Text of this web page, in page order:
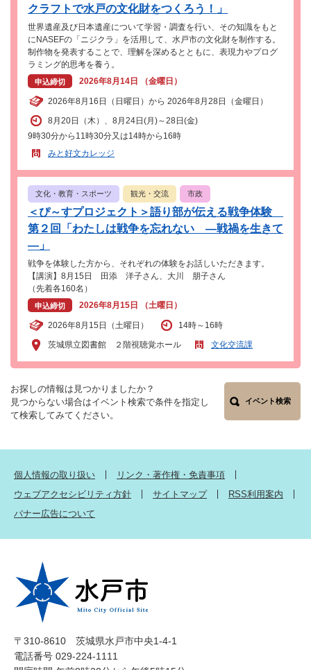
クラフトで水戸の文化財をつくろう！」
世界遺産及び日本遺産について学習・調査を行い、その知識をもと
にNASEFの「ニジクラ」を活用して、水戸市の文化財を制作する。
制作物を発表することで、理解を深めるとともに、表現力やプログ
ラミング的思考を養う。
申込締切 2026年8月14日 （金曜日）
2026年8月16日（日曜日）から 2026年8月28日（金曜日）
8月20日（木）、8月24日(月)～28日(金)
9時30分から11時30分又は14時から16時
みと好文カレッジ
文化・教育・スポーツ 観光・交流 市政
＜ぴ～すプロジェクト＞語り部が伝える戦争体験
第２回「わたしは戦争を忘れない ―戦禍を生きて
―」
戦争を体験した方から、それぞれの体験をお話しいただきます。
【講演】8月15日 田添 洋子さん、大川 朋子さん
（先着各160名）
申込締切 2026年8月15日 （土曜日）
2026年8月15日（土曜日）
14時～16時
茨城県立図書館 ２階視聴覚ホール
文化交流課
お探しの情報は見つかりましたか？
見つからない場合はイベント検索で条件を指定し
て検索してみてください。
イベント検索
個人情報の取り扱い
リンク・著作権・免責事項
ウェブアクセシビリティ方針
サイトマップ
RSS利用案内
バナー広告について
〒310-8610 茨城県水戸市中央1-4-1
電話番号 029-224-1111